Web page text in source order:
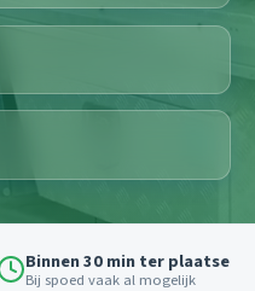
Binnen 30 min ter plaatse
Bij spoed vaak al mogelijk